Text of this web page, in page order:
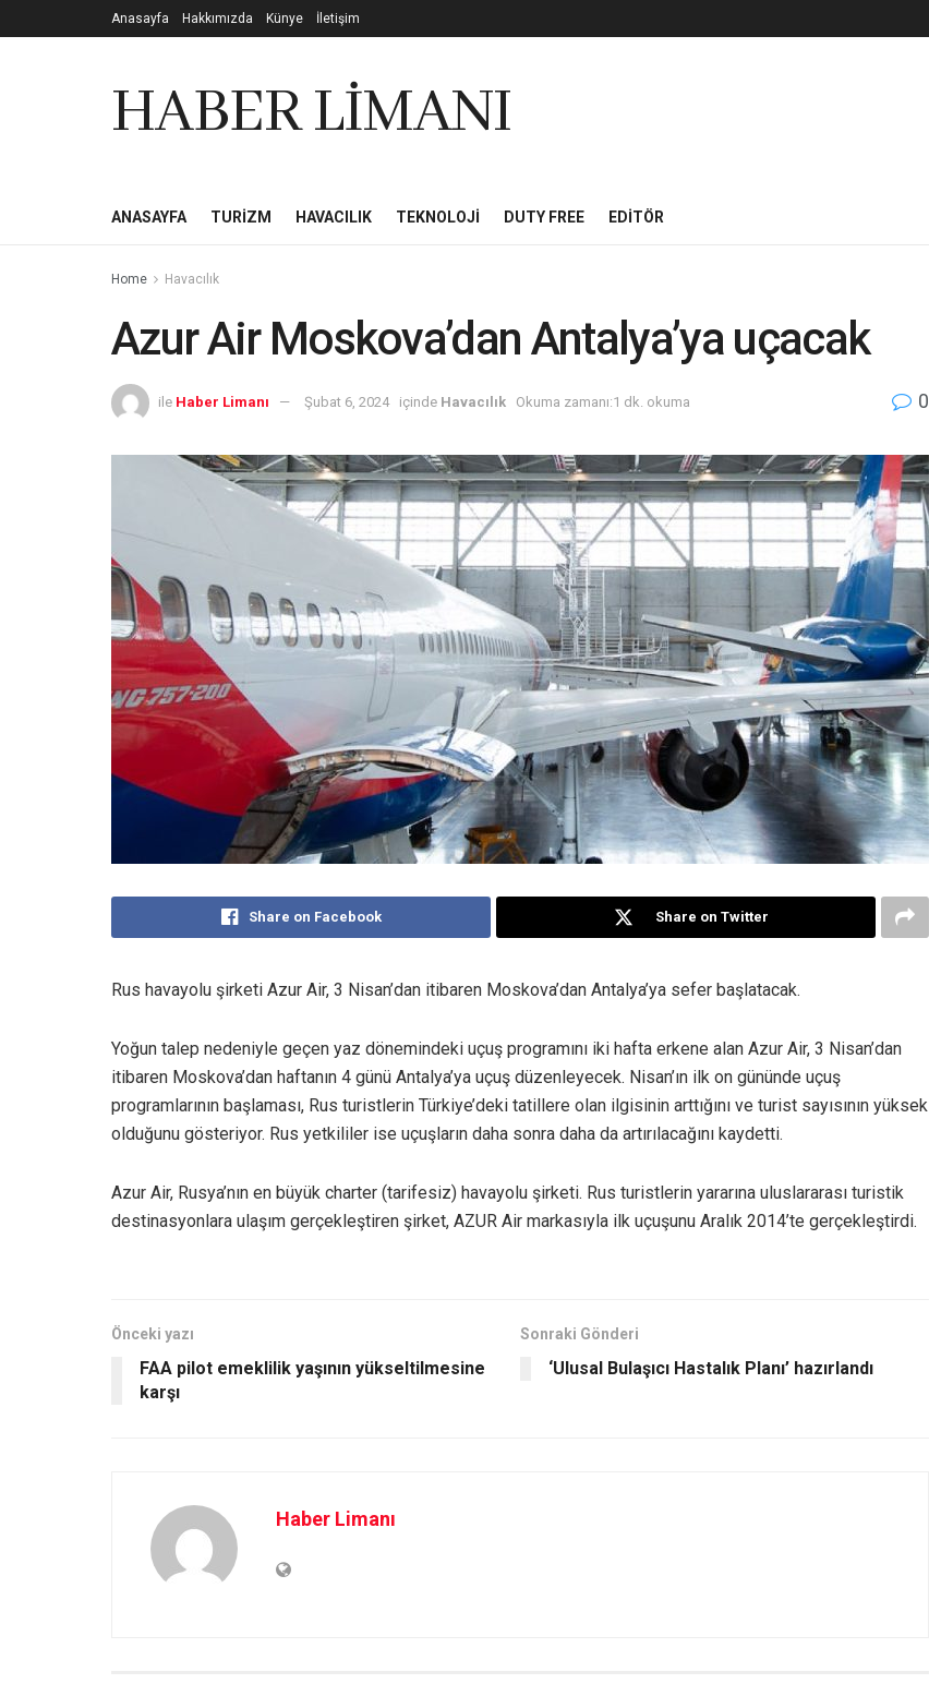
Anasayfa Hakkımızda Künye İletişim
HABER LİMANI
ANASAYFA TURIZM HAVACILIK TEKNOLOJI DUTY FREE EDITÖR
Home Havacılık
Azur Air Moskova’dan Antalya’ya uçacak
ile Haber Limanı Şubat 6, 2024 içinde Havacılık Okuma zamanı:1 dk. okuma 0
Share on Facebook Share on Twitter
Rus havayolu şirketi Azur Air, 3 Nisan’dan itibaren Moskova’dan Antalya’ya sefer başlatacak.
Yoğun talep nedeniyle geçen yaz dönemindeki uçuş programını iki hafta erkene alan Azur Air, 3 Nisan’dan
itibaren Moskova’dan haftanın 4 günü Antalya’ya uçuş düzenleyecek. Nisan’ın ilk on gününde uçuş
programlarının başlaması, Rus turistlerin Türkiye’deki tatillere olan ilgisinin arttığını ve turist sayısının yüksek
olduğunu gösteriyor. Rus yetkililer ise uçuşların daha sonra daha da artırılacağını kaydetti.
Azur Air, Rusya’nın en büyük charter (tarifesiz) havayolu şirketi. Rus turistlerin yararına uluslararası turistik
destinasyonlara ulaşım gerçekleştiren şirket, AZUR Air markasıyla ilk uçuşunu Aralık 2014’te gerçekleştirdi.
Önceki yazı
FAA pilot emeklilik yaşının yükseltilmesine
karşı
Sonraki Gönderi
‘Ulusal Bulaşıcı Hastalık Planı’ hazırlandı
Haber Limanı